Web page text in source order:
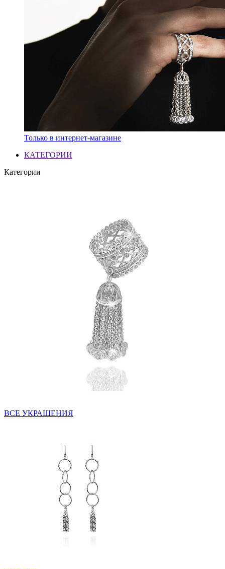
Только в интернет-магазине
КАТЕГОРИИ
Категории
ВСЕ УКРАШЕНИЯ